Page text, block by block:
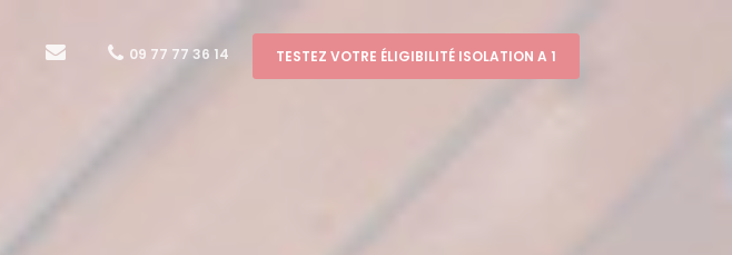
09 77 77 36 14 TESTEZ VOTRE ÉLIGIBILITÉ ISOLATION A 1